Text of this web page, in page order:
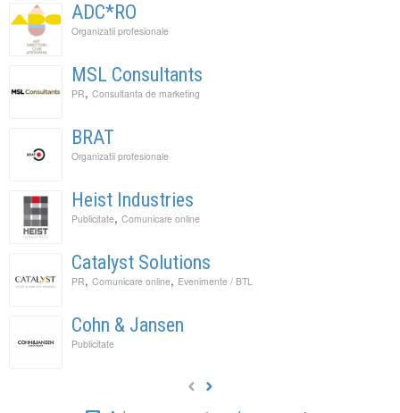
ADC*RO
Organizatii profesionale
MSL Consultants
PR, Consultanta de marketing
BRAT
Organizatii profesionale
Heist Industries
Publicitate, Comunicare online
Catalyst Solutions
PR, Comunicare online, Evenimente / BTL
Cohn & Jansen
Publicitate